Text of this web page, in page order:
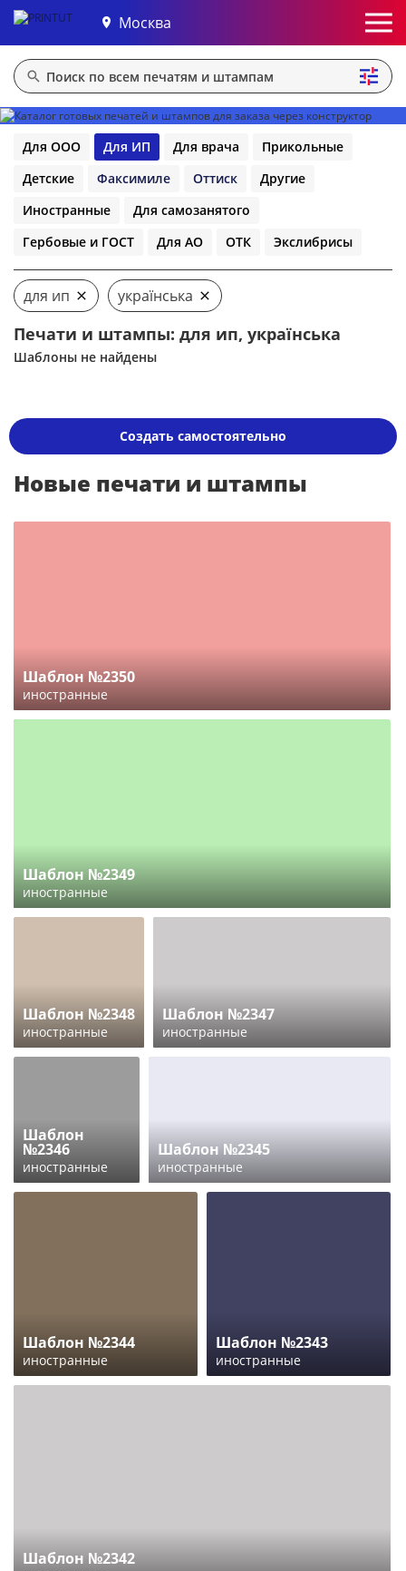
Москва
Для ООО Для ИП Для врача
Прикольные
Детские
Факсимиле Оттиск
Другие
Иностранные
Для самозанятого
Гербовые и ГОСТ
Для АО ОТК Экслибрисы
для ип українська
Печати и штампы: для ип, українська
Шаблоны не найдены
Создать самостоятельно
Новые печати и штампы
Шаблон №2350
иностранные
Шаблон №2349
иностранные
Шаблон №2348
иностранные
Шаблон №2347
иностранные
Шаблон
№2346
иностранные
Шаблон №2345
иностранные
Шаблон №2344
иностранные
Шаблон №2343
иностранные
Шаблон №2342